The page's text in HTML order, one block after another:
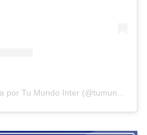
Tu Mundo Inter (@tumundointer)